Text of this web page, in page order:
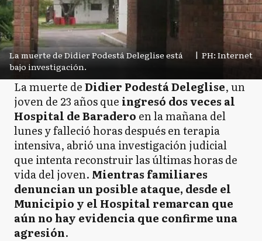
La muerte de Didier Podestá Deleglise está
bajo investigación.
| PH: Internet
La muerte deDidier Podestá Deleglise, un
joven de 23 años que ingresó dos veces al
Hospital de Baradero en la mañana del
lunes y falleció horas después en terapia
intensiva, abrió una investigación judicial
que intenta reconstruir las últimas horas de
vida del joven. Mientras familiares
denuncian un posible ataque, desde el
Municipio y el Hospital remarcan que
aún no hay evidencia que confirme una
agresión.